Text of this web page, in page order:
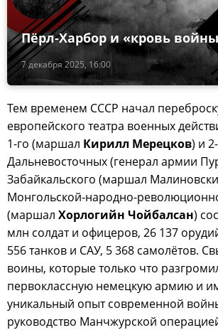
7 декабря 2025, 16:00
Пёрл-Харбор и «кровь
Тем временем СССР начал
европейского театра военных
1-го (маршал Кирилл Мерецков) и
Дальневосточных (генерал армии
Забайкальского (маршал
Монгольской-народно-
(маршал Хорлогийн Чойбалсан)
млн солдат и офицеров, 26 137
556 танков и САУ, 5 368 самолётов.
воины, которые только что
первоклассную немецкую армию и
уникальный опыт современной
руководство Манчжурской